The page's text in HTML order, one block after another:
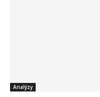
Analýzy